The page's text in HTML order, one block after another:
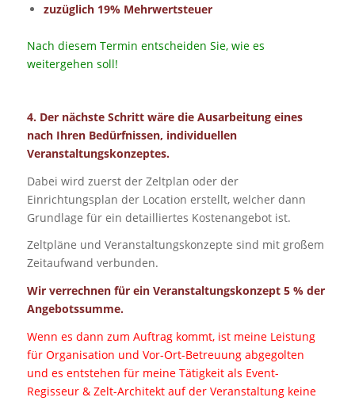
zuzüglich 19% Mehrwertsteuer
Nach diesem Termin entscheiden Sie, wie es
weitergehen soll!
4. Der nächste Schritt wäre die Ausarbeitung eines
nach Ihren Bedürfnissen, individuellen
Veranstaltungskonzeptes.
Dabei wird zuerst der Zeltplan oder der
Einrichtungsplan der Location erstellt, welcher dann
Grundlage für ein detailliertes Kostenangebot ist.
Zeltpläne und Veranstaltungskonzepte sind mit großem
Zeitaufwand verbunden.
Wir verrechnen für ein Veranstaltungskonzept 5 % der
Angebotssumme.
Wenn es dann zum Auftrag kommt, ist meine Leistung
für Organisation und Vor-Ort-Betreuung abgegolten
und es entstehen für meine Tätigkeit als Event-
Regisseur & Zelt-Architekt auf der Veranstaltung keine